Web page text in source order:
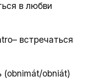
в любви
встречаться
(obnimát/obniát)